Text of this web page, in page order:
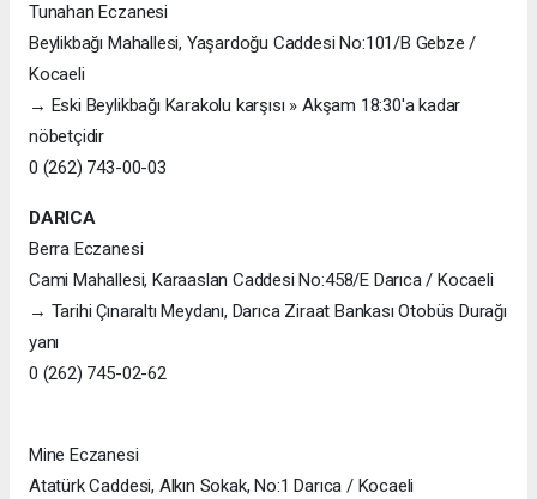
Tunahan Eczanesi
Beylikbağı Mahallesi, Yaşardoğu Caddesi No:101/B Gebze /
Kocaeli
→ Eski Beylikbağı Karakolu karşısı » Akşam 18:30'a kadar
nöbetçidir
0 (262) 743-00-03
DARICA
Berra Eczanesi
Cami Mahallesi, Karaaslan Caddesi No:458/E Darıca / Kocaeli
→ Tarihi Çınaraltı Meydanı, Darıca Ziraat Bankası Otobüs Durağı
yanı
0 (262) 745-02-62
Mine Eczanesi
Atatürk Caddesi, Alkın Sokak, No:1 Darıca / Kocaeli